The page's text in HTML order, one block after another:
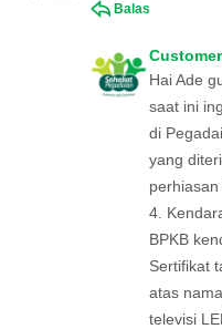
Balas
Hai Ade
saat ini
di
yang
4.
BPKB
Sertifikat
atas
televisi